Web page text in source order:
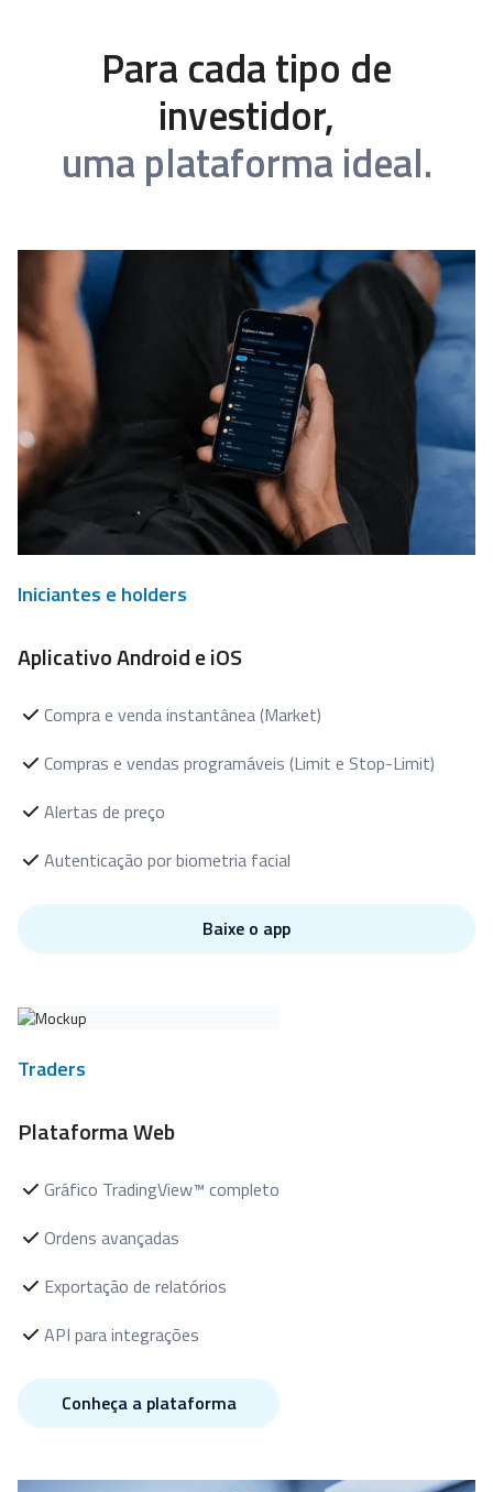
Para cada tipo de
investidor,
uma plataforma ideal.
Iniciantes e holders
Aplicativo Android e iOS
Compra e venda instantânea (Market)
Compras e vendas programáveis (Limit e Stop-Limit)
Alertas de preço
Autenticação por biometria facial
Baixe o app
Traders
Plataforma Web
Gráfico TradingView™ completo
Ordens avançadas
Exportação de relatórios
API para integrações
Conheça a plataforma